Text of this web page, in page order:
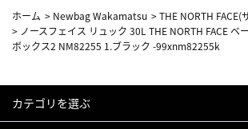
ホーム > Newbag Wakamatsu >THE NORTH FACE(
> ノースフェイス リュック 30L THE NORTH FACE ベ
ボックス2 NM82255 1.ブラック -99xnm82255k
カテゴリを選ぶ